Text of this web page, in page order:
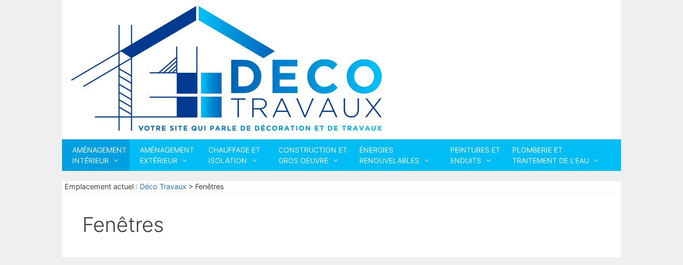
AMÉNAGEMENT
INTÉRIEUR
AMÉNAGEMENT
EXTÉRIEUR
CHAUFFAGE ET
ISOLATION
CONSTRUCTION ET
GROS OEUVRE
ÉNERGIES
RENOUVELABLES
PEINTURES ET
ENDUITS
PLOMBERIE ET
TRAITEMENT DE L’EAU
Emplacement actuel : Déco Travaux > Fenêtres
Fenêtres